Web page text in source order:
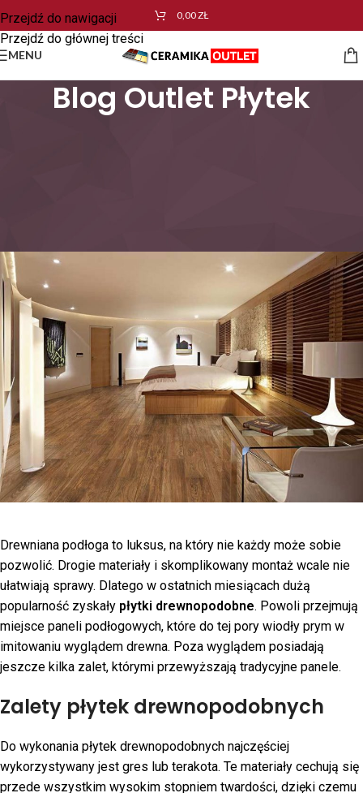
Przejdź do nawigacji
Przejdź do głównej treści
0,00ZŁ
MENU
Blog Outlet Płytek
Drewniana podłoga to luksus, na który nie każdy może sobie
pozwolić. Drogie materiały i skomplikowany montaż wcale nie
ułatwiają sprawy. Dlatego w ostatnich miesiącach dużą
popularność zyskały płytki drewnopodobne. Powoli przejmują
miejsce paneli podłogowych, które do tej pory wiodły prym w
imitowaniu wyglądem drewna. Poza wyglądem posiadają
jeszcze kilka zalet, którymi przewyższają tradycyjne panele.
Zalety płytek drewnopodobnych
Do wykonania płytek drewnopodobnych najczęściej
wykorzystywany jest gres lub terakota. Te materiały cechują się
przede wszystkim wysokim stopniem twardości, dzięki czemu